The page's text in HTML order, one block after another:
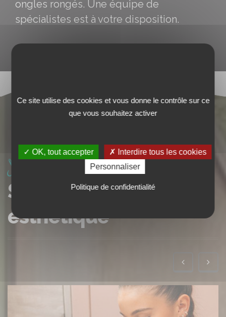
ongles rongés. Une équipe de
spécialistes est à votre disposition.
Nos services
SPA, Beauté et
esthétique
Ce site utilise des cookies et vous donne le contrôle sur ce
que vous souhaitez activer
✓ OK, tout accepter
✗ Interdire tous les cookies
Personnaliser
Politique de confidentialité